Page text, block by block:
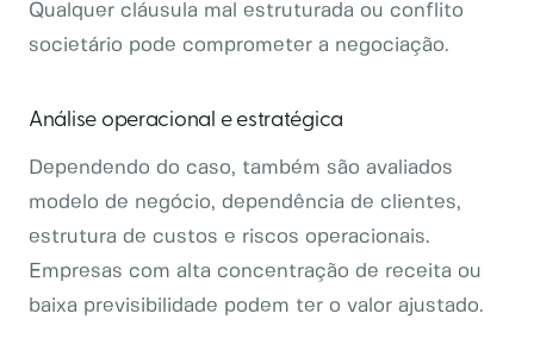
Qualquer cláusula mal estruturada ou conflito
societário pode comprometer a negociação.
Análise operacional e estratégica
Dependendo do caso, também são avaliados
modelo de negócio, dependência de clientes,
estrutura de custos e riscos operacionais.
Empresas com alta concentração de receita ou
baixa previsibilidade podem ter o valor ajustado.